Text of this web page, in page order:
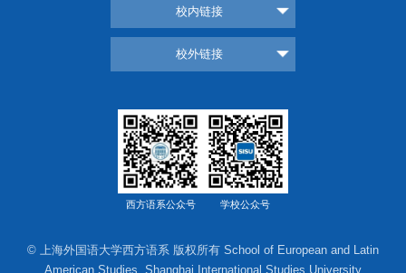
校内链接
校外链接
学校公众号
西方语系公众号
© 上海外国语大学西方语系 版权所有 School of European and Latin
American Studies, Shanghai International Studies University